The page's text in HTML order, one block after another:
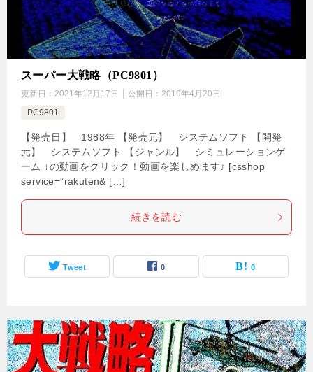
スーパー大戦略（PC9801）
更新日： 2021年12月17日 公開日： 2019年4月20日
PC9801
【発売日】 1988年 【発売元】 システムソフト 【開発
元】 システムソフト 【ジャンル】 シミュレーションゲ
ーム ↓の動画をクリック！動画を楽しめます♪ [csshop
service=”rakuten& […]
続きを読む
Tweet 0 0